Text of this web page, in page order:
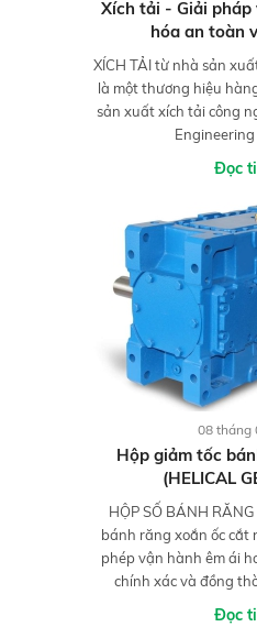
Xích tải - Giải pháp
hóa an toàn
XÍCH TẢI từ nhà sản
là một thương hiệu
sản xuất xích tải công
Đọc
08 tháng
Hộp giảm tốc
(HELICAL
HỘP SỐ BÁNH
bánh răng xoắn ốc cắt
phép vận hành êm ái
chính xác và đồng
Đọc